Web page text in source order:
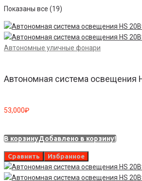
Показаны все (19)
Автономные уличные фонари
Автономная система освещения
53,000₽
В корзинуДобавлено в корзину!
Сравнить Избранное